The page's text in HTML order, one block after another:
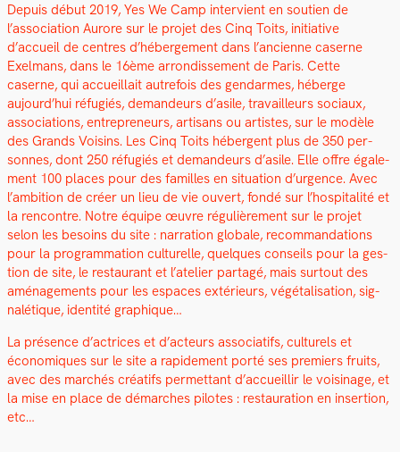
Depuis début 2019, Yes We Camp inter­vient en sou­tien de
l’association Aurore sur le pro­jet des Cinq Toits, ini­tia­tive
d’accueil de cen­tres d’hébergement dans l’ancienne caserne
Exel­mans, dans le 16ème arrondisse­ment de Paris. Cette
caserne, qui accueil­lait autre­fois des gen­darmes, héberge
aujourd’hui réfugiés, deman­deurs d’asile, tra­vailleurs soci­aux,
asso­ci­a­tions, entre­pre­neurs, arti­sans ou artistes, sur le mod­èle
des Grands Voisins. Les Cinq Toits héber­gent plus de 350 per­
son­nes, dont 250 réfugiés et deman­deurs d’asile. Elle offre égale­
ment 100 places pour des familles en sit­u­a­tion d’urgence. Avec
l’ambition de créer un lieu de vie ouvert, fondé sur l’hospitalité et
la ren­con­tre. Notre équipe œuvre régulière­ment sur le pro­jet
selon les besoins du site : nar­ra­tion glob­ale, recom­man­da­tions
pour la pro­gram­ma­tion cul­turelle, quelques con­seils pour la ges­
tion de site, le restau­rant et l’atelier partagé, mais surtout des
amé­nage­ments pour les espaces extérieurs, végé­tal­i­sa­tion, sig­
nalé­tique, iden­tité graphique…
La présence d’actrices et d’acteurs asso­ci­at­ifs, cul­turels et
économiques sur le site a rapi­de­ment porté ses pre­miers fruits,
avec des marchés créat­ifs per­me­t­tant d’accueillir le voisi­nage, et
la mise en place de démarch­es pilotes : restau­ra­tion en inser­tion,
etc…